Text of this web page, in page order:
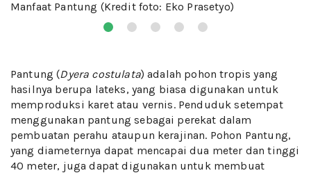
Manfaat Pantung (Kredit foto: Eko Prasetyo)
Pantung (Dyera costulata) adalah pohon tropis yang
hasilnya berupa lateks, yang biasa digunakan untuk
memproduksi karet atau vernis. Penduduk setempat
menggunakan pantung sebagai perekat dalam
pembuatan perahu ataupun kerajinan. Pohon Pantung,
yang diameternya dapat mencapai dua meter dan tinggi
40 meter, juga dapat digunakan untuk membuat